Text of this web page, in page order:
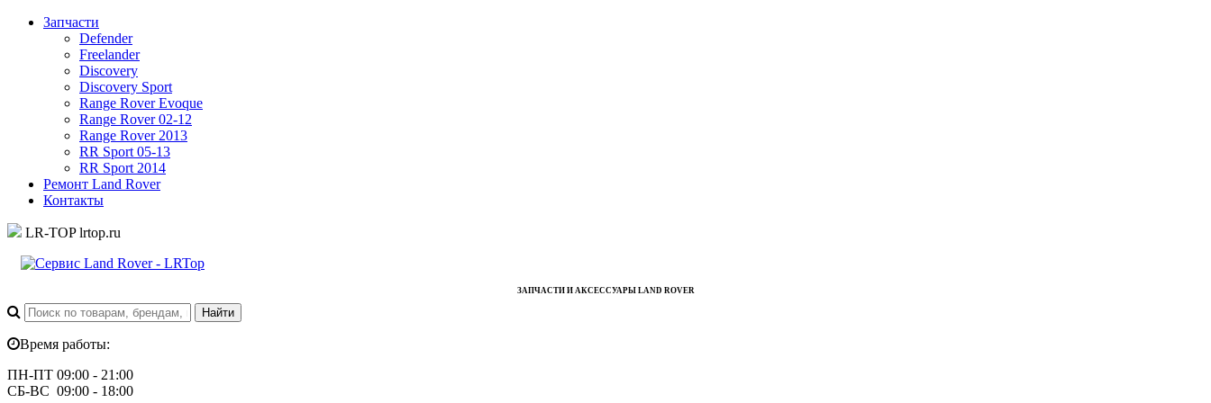
Запчасти
Defender
Freelander
Discovery
Discovery Sport
Range Rover Evoque
Range Rover 02-12
Range Rover 2013
RR Sport 05-13
RR Sport 2014
Ремонт Land Rover
Контакты
LR-TOP lrtop.ru
ЗАПЧАСТИ И АКСЕССУАРЫ LAND ROVER
Время работы:
ПН-ПТ 09:00 - 21:00
СБ-ВС 09:00 - 18:00